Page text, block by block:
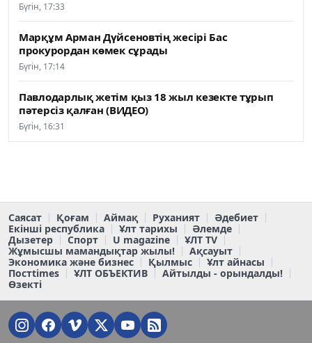
Бүгін, 17:33
Марқұм Арман Дүйсеновтің жесірі Бас
прокурордан көмек сұрады
Бүгін, 17:14
Павлодарлық жетім қыз 18 жыл кезекте тұрып
пәтерсіз қалған (ВИДЕО)
Бүгін, 16:31
Саясат Қоғам Аймақ Руханият
Әдебиет
Екінші республика
Ұлт тарихы
Әлемде
Дызетер
Спорт U magazine
ҰЛТ TV
Жұмысшы мамандықтар жылы!
Ақсауыт
Экономика және бизнес
Қылмыс
Ұлт айнасы
Постtimes
ҰЛТ ОБЪЕКТИВ
Айтылды - орындалды!
Өзекті